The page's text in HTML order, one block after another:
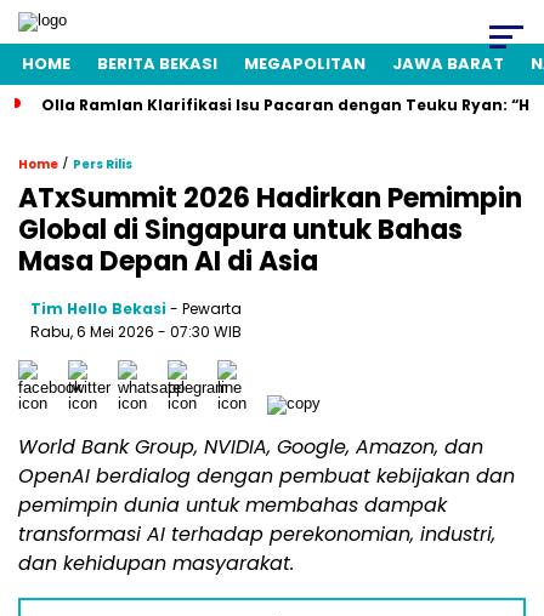
HOME BERITA BEKASI MEGAPOLITAN JAWA BARAT
Olla Ramlan Klarifikasi Isu Pacaran dengan Teuku Ryan:
Home / Pers Rilis
ATxSummit 2026 Hadirkan Pemimpin
Global di Singapura untuk Bahas
Masa Depan AI di Asia
Tim Hello Bekasi- Pewarta
Rabu, 6 Mei 2026 - 07:30 WIB
World Bank Group, NVIDIA, Google, Amazon, dan
OpenAI berdialog dengan pembuat kebijakan dan
pemimpin dunia untuk membahas dampak
transformasi AI terhadap perekonomian, industri,
dan kehidupan masyarakat.